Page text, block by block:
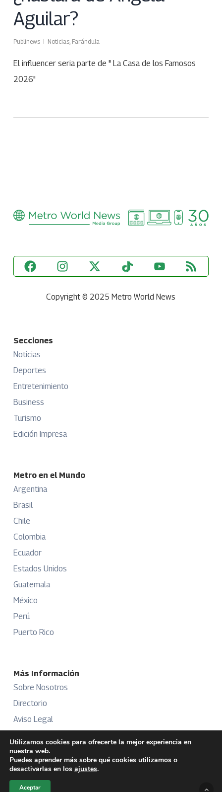
Aguilar?
Publinews Noticias, Farándula
El influencer seria parte de " La Casa de los Famosos
2026"
Copyright © 2025 Metro World News
Secciones
Noticias
Deportes
Entretenimiento
Business
Turismo
Edición Impresa
Metro en el Mundo
Argentina
Brasil
Chile
Colombia
Ecuador
Estados Unidos
Guatemala
México
Perú
Puerto Rico
Más Información
Sobre Nosotros
Directorio
Aviso Legal
Publicidad
Utilizamos cookies para ofrecerte la mejor experiencia en
nuestra web.
Puedes aprender más sobre qué cookies utilizamos o
desactivarlas en los ajustes.
Aceptar